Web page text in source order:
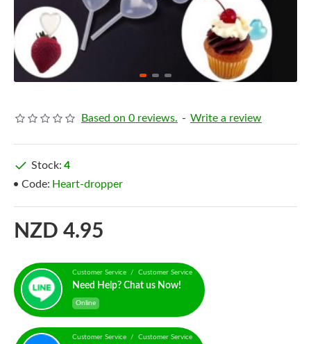
Based on 0 reviews. - Write a review
NZD 4.95
Stock: 4
Code: Heart-dropper
Customer Service / Customer Service
Need Help? Chat us Now!
Online
Customer Service / Customer Service